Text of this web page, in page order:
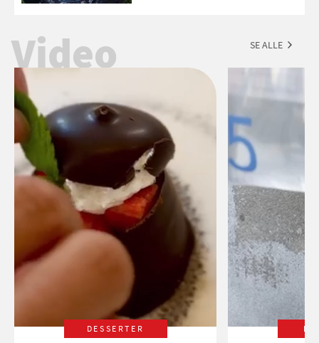
Video SE ALLE
DESSERTER